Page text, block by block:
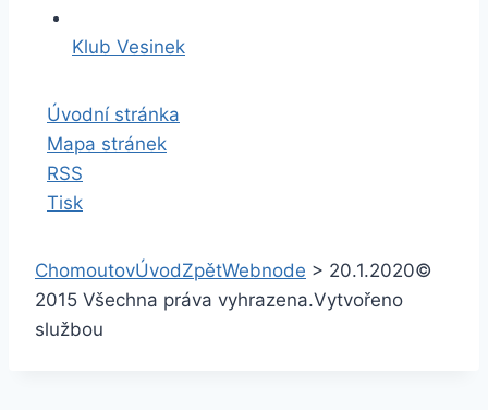
Klub Vesinek
Úvodní stránka
Mapa stránek
RSS
Tisk
ChomoutovÚvodZpětWebnode > 20.1.2020©
2015 Všechna práva vyhrazena.Vytvořeno
službou